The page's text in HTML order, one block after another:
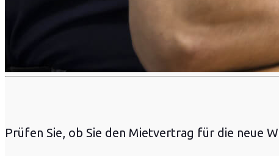
Prüfen Sie, ob Sie den Mietvertrag für die neue